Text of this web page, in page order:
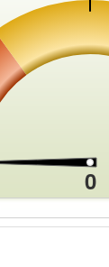
0